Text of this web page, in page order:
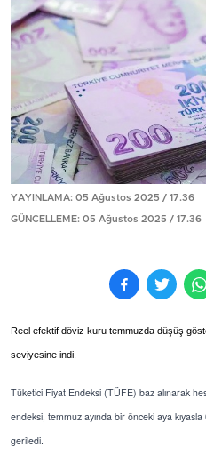
YAYINLAMA: 05 Ağustos 2025 / 17.36
GÜNCELLEME: 05 Ağustos 2025 / 17.36
Reel efektif döviz kuru temmuzda düşüş
seviyesine indi.
Tüketici Fiyat Endeksi (TÜFE) baz alınarak
endeksi, temmuz ayında bir önceki aya
geriledi.